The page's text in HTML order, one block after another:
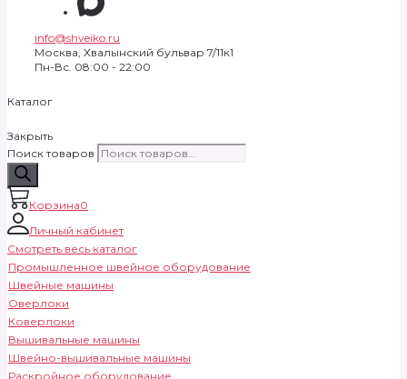
info@shveiko.ru
Москва, Хвалынский бульвар 7/11к1
Пн-Вс. 08:00 - 22:00
Каталог
Закрыть
Поиск товаров
Корзина0
Личный кабинет
Смотреть весь каталог
Промышленное швейное оборудование
Швейные машины
Оверлоки
Коверлоки
Вышивальные машины
Швейно-вышивальные машины
Раскройное оборудование